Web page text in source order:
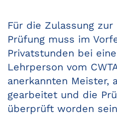
Für die Zulassung
Prüfung muss im
Privatstunden bei
Lehrperson vom
anerkannten Meister,
gearbeitet und die
überprüft worden